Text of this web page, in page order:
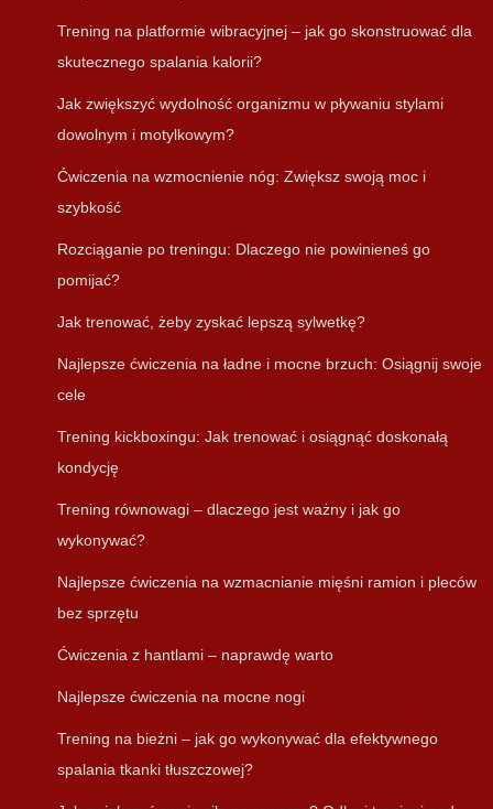
Trening na platformie wibracyjnej – jak go skonstruować dla
skutecznego spalania kalorii?
Jak zwiększyć wydolność organizmu w pływaniu stylami
dowolnym i motylkowym?
Ćwiczenia na wzmocnienie nóg: Zwiększ swoją moc i
szybkość
Rozciąganie po treningu: Dlaczego nie powinieneś go
pomijać?
Jak trenować, żeby zyskać lepszą sylwetkę?
Najlepsze ćwiczenia na ładne i mocne brzuch: Osiągnij swoje
cele
Trening kickboxingu: Jak trenować i osiągnąć doskonałą
kondycję
Trening równowagi – dlaczego jest ważny i jak go
wykonywać?
Najlepsze ćwiczenia na wzmacnianie mięśni ramion i pleców
bez sprzętu
Ćwiczenia z hantlami – naprawdę warto
Najlepsze ćwiczenia na mocne nogi
Trening na bieżni – jak go wykonywać dla efektywnego
spalania tkanki tłuszczowej?